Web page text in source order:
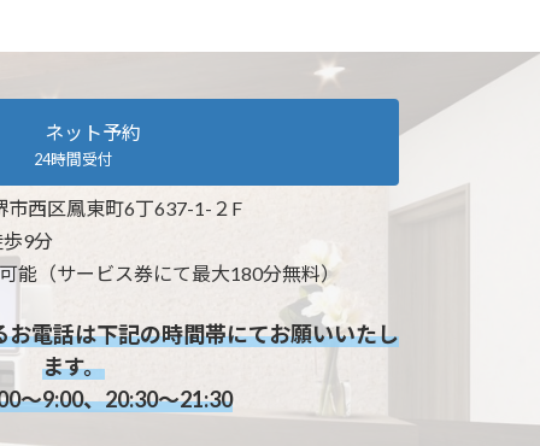
ネット予約
24時間受付
市西区鳳東町6丁637-1-２F
歩9分
能（サービス券にて最大180分無料）
電話は下記の時間帯にてお願いいたし
ます。
～9:00、20:30～21:30